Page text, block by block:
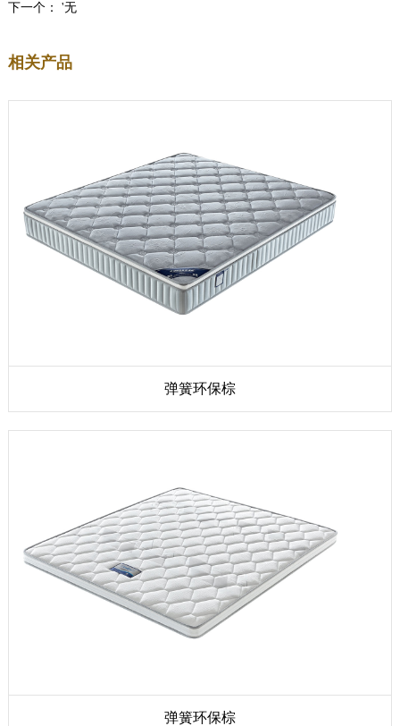
下一个： '无
相关产品
弹簧环保棕
弹簧环保棕